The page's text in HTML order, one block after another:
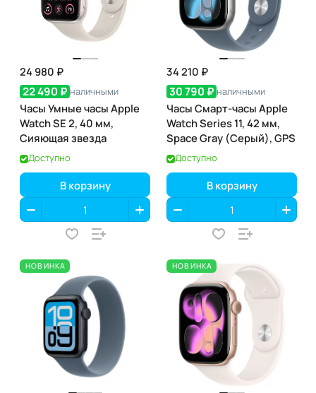
24 980 ₽
22 490 ₽ наличными
Часы Умные часы Apple
Watch SE 2, 40 мм,
Сияющая звезда
Доступно
В корзину
34 210 ₽
30 790 ₽ наличными
Часы Смарт-часы Apple
Watch Series 11, 42 мм,
Space Gray (Серый), GPS
Доступно
В корзину
НОВИНКА НОВИНКА